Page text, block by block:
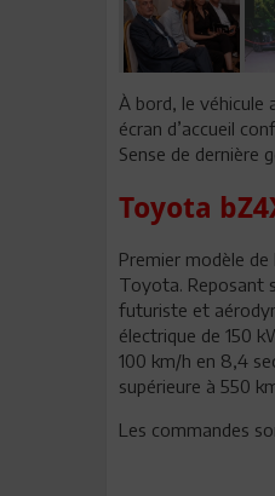
À bord, le véhicule
écran d’accueil
Sense de dernière
Toyota
Premier modèle
Toyota. Reposant
futuriste et
électrique de 150
100 km/h en 8,4
supérieure à 550
Les commandes